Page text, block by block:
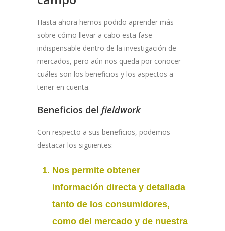
Hasta ahora hemos podido aprender más
sobre cómo llevar a cabo esta fase
indispensable dentro de la investigación de
mercados, pero aún nos queda por conocer
cuáles son los beneficios y los aspectos a
tener en cuenta.
Beneficios del fieldwork
Con respecto a sus beneficios, podemos
destacar los siguientes:
Nos permite obtener
información directa y detallada
tanto de los consumidores,
como del mercado y de nuestra